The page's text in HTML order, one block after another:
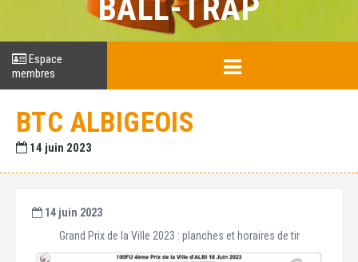
BALL-TRAP
Espace
membres
BTC ALBIGEOIS
14 juin 2023
14 juin 2023
Grand Prix de la Ville 2023 : planches et horaires de tir